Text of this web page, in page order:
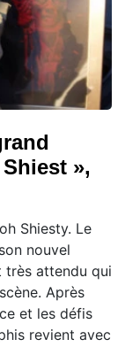
»,
Shiesty. Le
nouvel
très attendu qui
Après
et les défis
revient avec